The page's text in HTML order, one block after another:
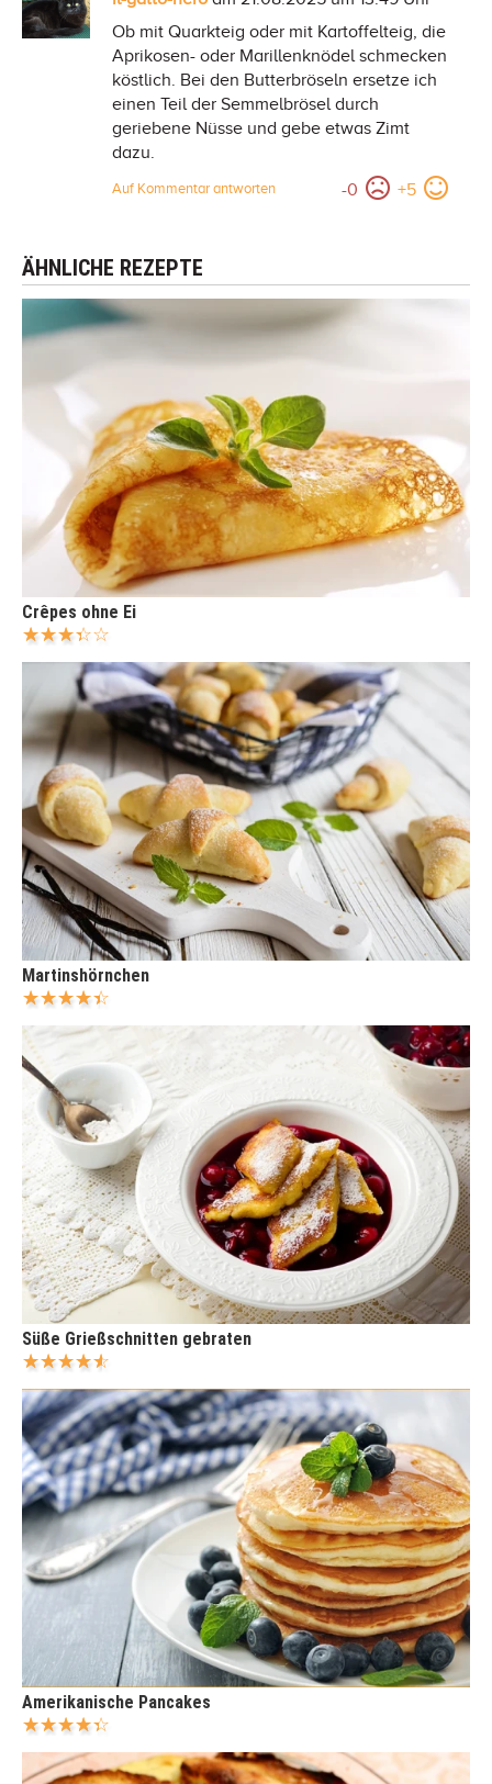
Ob mit Quarkteig oder mit Kartoffelteig, die
Aprikosen- oder Marillenknödel schmecken
köstlich. Bei den Butterbröseln ersetze ich
einen Teil der Semmelbrösel durch
geriebene Nüsse und gebe etwas Zimt
dazu.
-0 +5
Auf Kommentar antworten
ÄHNLICHE REZEPTE
Crêpes ohne Ei
Martinshörnchen
Süße Grießschnitten gebraten
Amerikanische Pancakes